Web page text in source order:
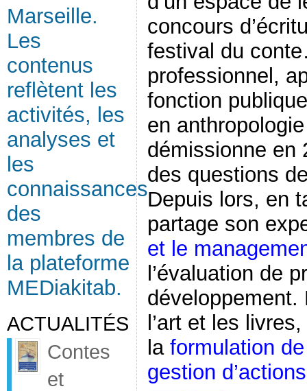
Marseille.
Les
contenus
reflètent les
activités, les
analyses et
les
connaissances
des
membres de
la plateforme
MEDiakitab.
ACTUALITÉS
Contes
et
concours
festival du
professionnel,
fonction
en
démissionne en
des questions
Depuis lors, en
partage son
et le
l’évaluation de
développement.
l’art et les
la formulation
gestion